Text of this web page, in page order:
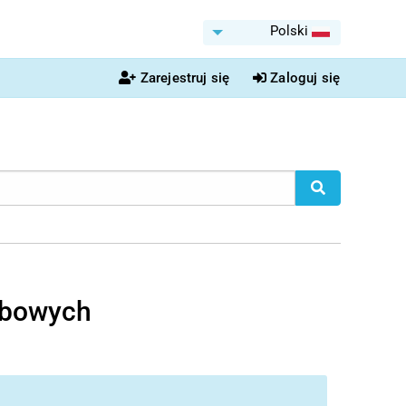
Polski
Zarejestruj się Zaloguj się